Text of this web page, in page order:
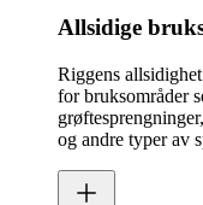
Allsidige
Riggens
for bruksområder
og andre typer av